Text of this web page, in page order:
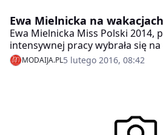
Ewa Mielnicka na
Ewa Mielnicka Miss Polski 2014,
intensywnej pracy wybrała się na
odpoczynek.
MODAIJA.PL5 lutego 2016, 08:42